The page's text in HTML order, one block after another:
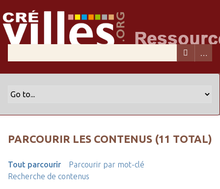
PARCOURIR LES CONTENUS (11 TOTAL)
Tout parcourir
Parcourir par mot-clé
Recherche de contenus